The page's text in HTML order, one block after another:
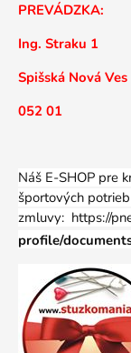
PREVÁDZKA:
Ing. Straku 1
Spišská Nová Ves
052 01
Náš E-SHOP
športových
zmluvy: https://
profile/